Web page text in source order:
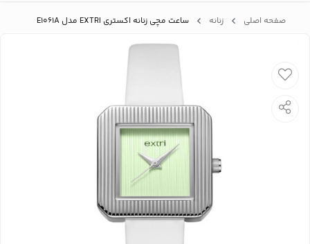
صفحه اصلی زنانه ساعت مچی زنانه اکستری EXTRI مدل E1061A